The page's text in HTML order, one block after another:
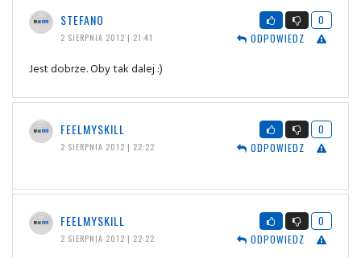
STEFANO
2 SIERPNIA 2012 | 21:41
0
ODPOWIEDZ
Jest dobrze. Oby tak dalej :)
FEELMYSKILL
2 SIERPNIA 2012 | 22:22
0
ODPOWIEDZ
FEELMYSKILL
2 SIERPNIA 2012 | 22:22
0
ODPOWIEDZ